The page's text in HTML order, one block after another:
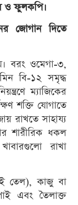
ও ফুলকপি।
জোগান দিতে
বরং ওমেগা-৩,
বি-১২ সমৃদ্ধ
ম্যাজিকের
শক্তি যোগাতে
রাখতে সাহায্য
শারীরিক ধকল
রাখা
তেল), কাজু বা
এবং তৈলাক্ত